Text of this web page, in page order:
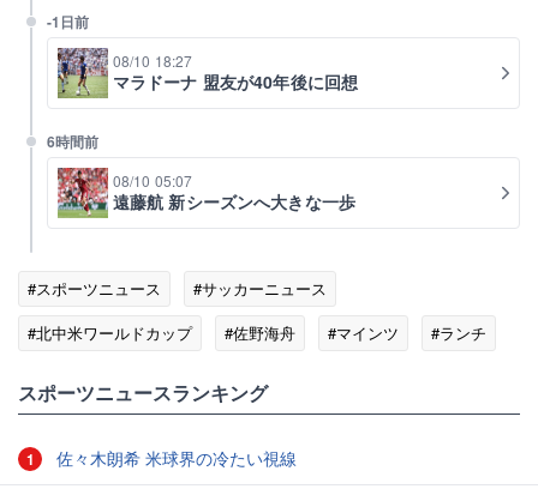
-1日前
08/10 18:27
マラドーナ 盟友が40年後に回想
6時間前
08/10 05:07
遠藤航 新シーズンへ大きな一歩
#スポーツニュース
#サッカーニュース
#北中米ワールドカップ
#佐野海舟 #マインツ
#ランチ
スポーツニュースランキング
1 佐々木朗希 米球界の冷たい視線